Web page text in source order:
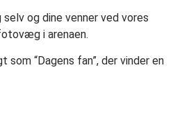
og dine venner ved vores
i arenaen.
som “Dagens fan”, der vinder en